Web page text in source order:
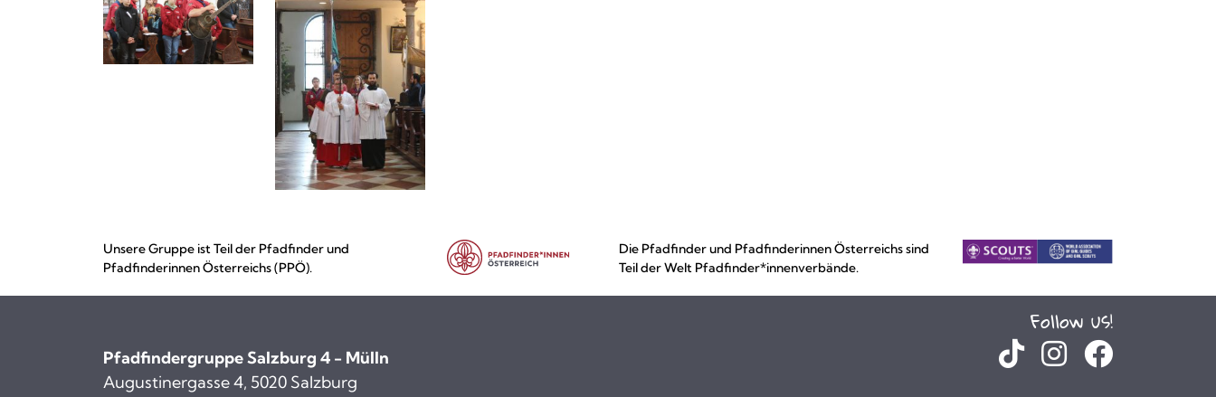
Unsere Gruppe ist Teil der Pfadfinder und
Pfadfinderinnen Österreichs (PPÖ).
Die Pfadfinder und Pfadfinderinnen Österreichs sind
Teil der Welt Pfadfinder*innenverbände.
Pfadfindergruppe Salzburg 4 - Mülln
Augustinergasse 4, 5020 Salzburg
Follow us!